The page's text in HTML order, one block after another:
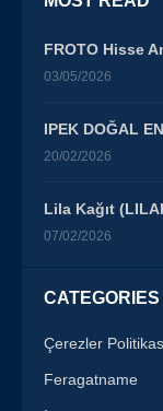
CATEGORIES
Çerezler
Feragatname
FROTO Hisse
03/05/2026
IPEK DOĞAL
20/02/2026
Lila Kağıt
07/02/2026